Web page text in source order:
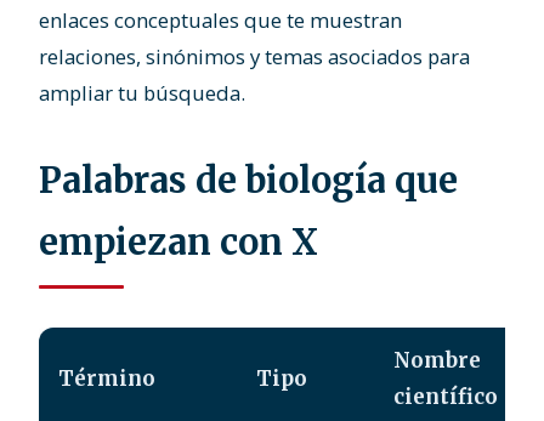
enlaces conceptuales que te muestran
relaciones, sinónimos y temas asociados para
ampliar tu búsqueda.
Palabras de biología que
empiezan con X
Término Tipo
Nombre
científico